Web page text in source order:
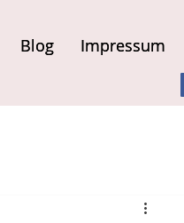
Blog Impressum
Blog Impressum